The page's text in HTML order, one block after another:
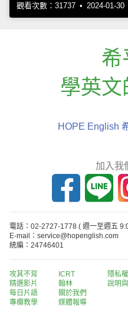
觀看次數：31737 • 2024-01-30
希
學英文
HOPE English
加入我
電話：02-2727-1778 ( 週一至週五
E-mail：service@hopenglish.com
統編：24746401
攻其不背
精選影片
每日片語
專欄教學
ICRT
翰林
關於我們
媒體報導
隱私
說明